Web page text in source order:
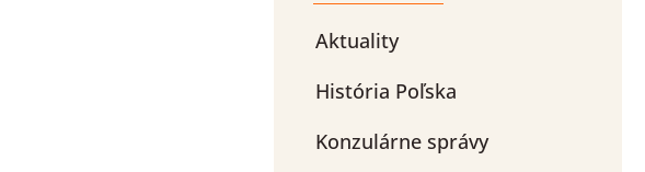
Aktuality
História Poľska
Konzulárne správy